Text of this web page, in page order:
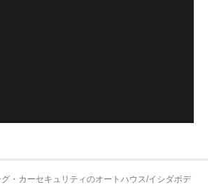
・カーセキュリティのオートハウス/イシダボデ